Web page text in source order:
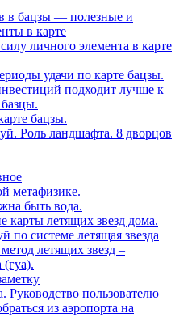
в бацзы — полезные и
в карте
личного элемента в карте
удачи по карте бацзы.
подходит лучше к
бацзы.
Роль ландшафта. 8 дворцов
метафизике.
быть вода.
карты летящих звезд дома.
по системе летящая звезда
летящих звезд –
пользователю
из аэропорта на